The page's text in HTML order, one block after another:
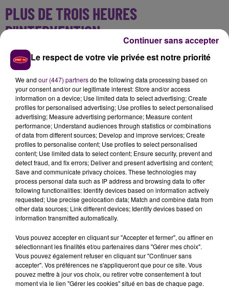
PLUS DE TROIS HEURES
D'INTERVENTION
Vingt-quatre résidents ont été évacués, dont quatre
qui ont été relogés par la mairie. Les secours ont
également pris en charge une femme de 21 ans et un
homme de 40 ans -retrouvé à quelques centaines de
mètres de l’immeuble-.Tous deux ont été
transportés au centre hospitalier d’Evreux après
avoir inhalé de la fumée. L’intervention a pris fin à
5h24.
À LA UNE
Le respect de votre vie privée est notre priorité
We and our (447) partnersdo the following data processing based on
your consent and/or our legitimate interest: Store and/or access
information on a device; Use limited data to select advertising; Create
profiles for personalised advertising; Use profiles to select personalised
advertising; Measure advertising performance; Measure content
performance; Understand audiences through statistics or combinations
of data from different sources; Develop and improve services; Create
profiles to personalise content; Use profiles to select personalised
content; Use limited data to select content; Ensure security, prevent and
detect fraud, and fix errors; Deliver and present advertising and content;
Save and communicate privacy choices. These technologies may
process personal data such as IP address and browsing data to offer
following functionalities: Identify devices based on information actively
requested; Use precise geolocation data; Match and combine data from
other data sources; Link different devices; Identify devices based on
information transmitted automatically.
Vous pouvez accepter en cliquant sur "Accepter et fermer", ou affiner en
sélectionnant les finalités et/ou partenaires dans "Gérer mes choix".
Vous pouvez également refuser en cliquant sur "Continuer sans
accepter". Vos préférences ne s'appliqueront que pour ce site. Vous
pouvez mettre à jour vos choix, ou retirer votre consentement à tout
moment via le lien "Gérer les cookies" situé en bas de chaque page.
Continuer sans accepter